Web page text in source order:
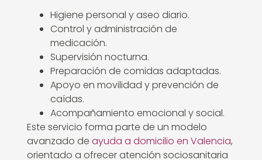
Higiene personal y aseo diario.
Control y administración de
medicación.
Supervisión nocturna.
Preparación de comidas adaptadas.
Apoyo en movilidad y prevención de
caídas.
Acompañamiento emocional y social.
Este servicio forma parte de un modelo
avanzado de ayuda a domicilio en Valencia,
orientado a ofrecer atención sociosanitaria